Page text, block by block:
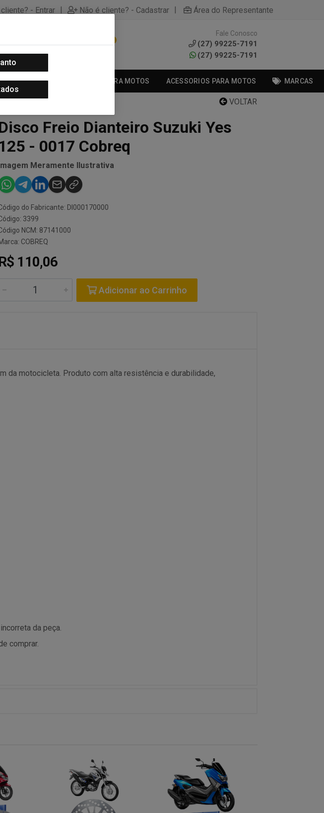
- Entrar | Não é cliente? - Cadastrar | Área do Representante
Fale Conosco
(27) 99225-7191
(27) 99225-7191
PARA MOTOS PECAS PARA MOTOS ACESSORIOS PARA MOTOS MARCAS
VOLTAR
Freio Dianteiro Suzuki Yes
- 0017 Cobreq
Meramente Ilustrativa
do Fabricante: DI000170000
3399
NCM: 87141000
COBREQ
110,06
Adicionar ao Carrinho
da motocicleta. Produto com alta resistência e durabilidade,
da peça.
comprar.